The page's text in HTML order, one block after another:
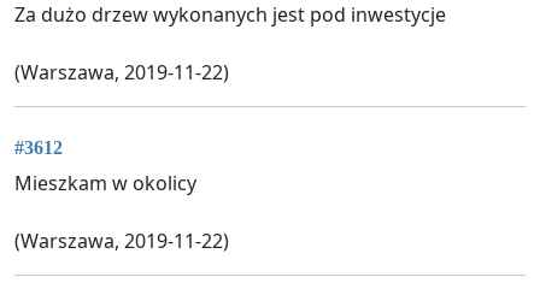
Za dużo drzew wykonanych jest pod inwestycje
(Warszawa, 2019-11-22)
#3612
Mieszkam w okolicy
(Warszawa, 2019-11-22)